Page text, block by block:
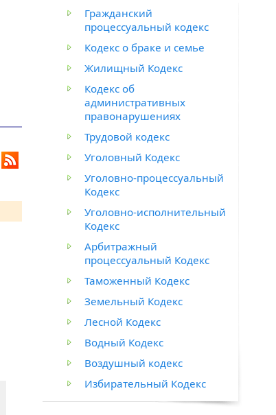
Гражданский
процессуальный кодекс
Кодекс о браке и семье
Жилищный Кодекс
Кодекс об
административных
правонарушениях
Трудовой кодекс
Уголовный Кодекс
Уголовно-процессуальный
Кодекс
Уголовно-исполнительный
Кодекс
Арбитражный
процессуальный Кодекс
Таможенный Кодекс
Земельный Кодекс
Лесной Кодекс
Водный Кодекс
Воздушный кодекс
Избирательный Кодекс